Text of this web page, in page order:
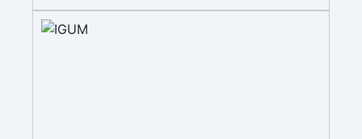
metallo a basso punto di fusione, sapone e
cemento. Resistente e durevole: Consente oltre